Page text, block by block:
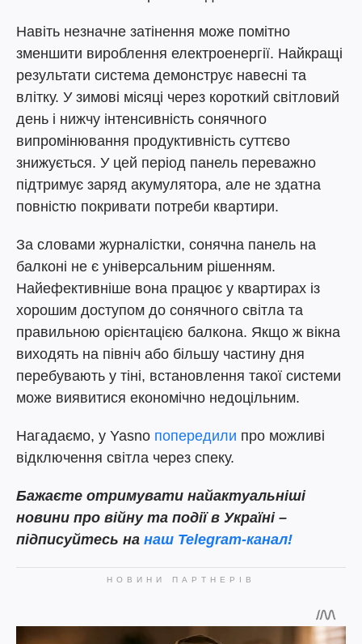
Навіть незначне затінення може помітно
зменшити вироблення електроенергії. Найкращі
результати система демонструє навесні та
влітку. У зимові місяці через короткий світловий
день і нижчу інтенсивність сонячного
випромінювання продуктивність суттєво
знижується. У цей період панель переважно
підтримує заряд акумулятора, але не здатна
повністю покривати потреби квартири.
За словами журналістки, сонячна панель на
балконі не є універсальним рішенням.
Найефективніше вона працює у квартирах із
хорошим доступом до сонячного світла та
правильною орієнтацією балкона. Якщо ж вікна
виходять на північ або більшу частину дня
перебувають у тіні, встановлення такої системи
може виявитися економічно недоцільним.
Нагадаємо, у Yasno попередили про можливі
відключення світла через спеку.
Бажаєте отримувати найактуальніші
новини про війну та події в Україні –
підписуйтесь на наш Telegram-канал!